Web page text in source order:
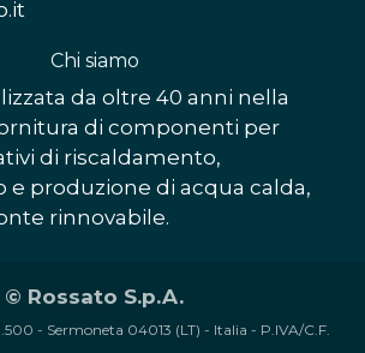
Chi siamo​
da oltre 40 anni nella
di componenti per
di riscaldamento,
e produzione di acqua calda,
rinnovabile.
© Rossato S.p.A.
- Sermoneta 04013 (LT) - Italia - P.IVA/C.F.